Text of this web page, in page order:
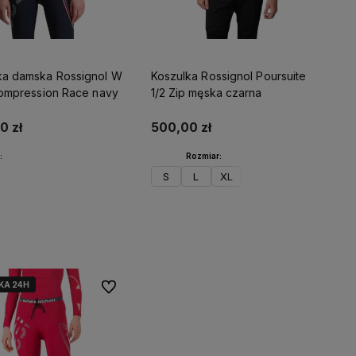
od
liczyć na
damska Rossignol W
Race navy
zł
Koszulka Rossignol Poursuite
1/2 Zip męska czarna
500,00 zł
Rozmiar:
S L XL
24H
24H
24H Do ulubionych